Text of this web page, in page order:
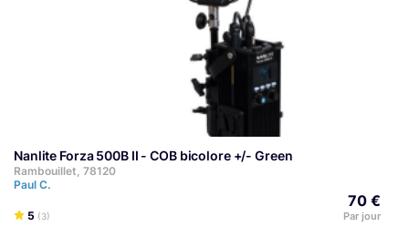
Nanlite Forza 500B II - COB bicolore +/- Green
Rambouillet, 78120
Paul C.
5 (3)
70 €
Par jour